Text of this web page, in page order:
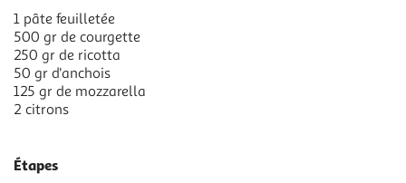
1 pâte feuilletée
500 gr de courgette
250 gr de ricotta
50 gr d'anchois
125 gr de mozzarella
2 citrons
Étapes